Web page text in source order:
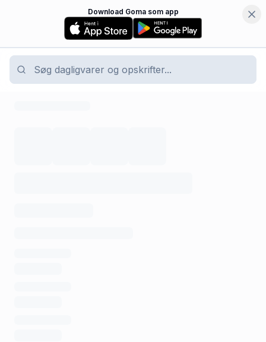
Download Goma som app